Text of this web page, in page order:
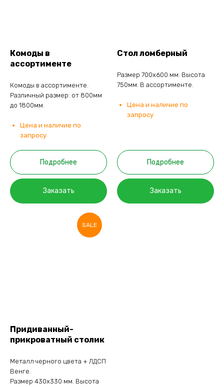
Комоды в
ассортименте
Комоды в ассортименте.
Различный размер: от 800мм
до 1800мм.
Цена и наличие по
запросу
Подробнее
Заказать
Стол ломберный
Размер 700х600 мм. Высота
750мм. В ассортименте.
Цена и наличие по
запросу
Подробнее
Заказать
SALE
Придиванный-
прикроватный столик
Металл черного цвета + ЛДСП
Венге.
Размер 430х330 мм. Высота